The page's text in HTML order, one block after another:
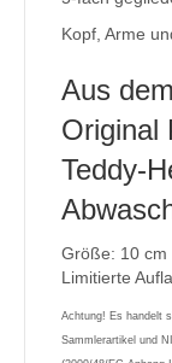
Kopf, Arme
Aus
Original
Teddy-
Größe: 10 cm
Limitierte
Achtung! Es handelt
Sammlerartikel und